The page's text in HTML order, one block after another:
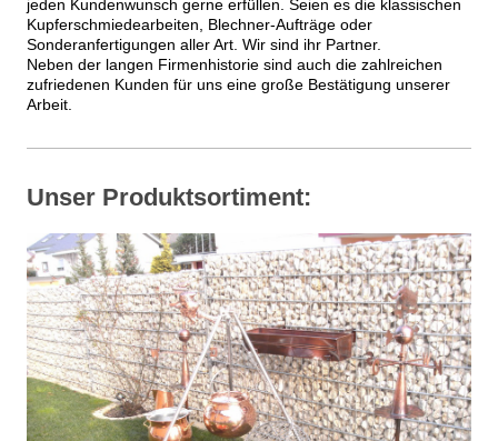
jeden Kundenwunsch gerne erfüllen. Seien es die klassischen
Kupferschmiedearbeiten, Blechner-Aufträge oder
Sonderanfertigungen aller Art. Wir sind ihr Partner.
Neben der langen Firmenhistorie sind auch die zahlreichen
zufriedenen Kunden für uns eine große Bestätigung unserer
Arbeit.
Unser Produktsortiment: